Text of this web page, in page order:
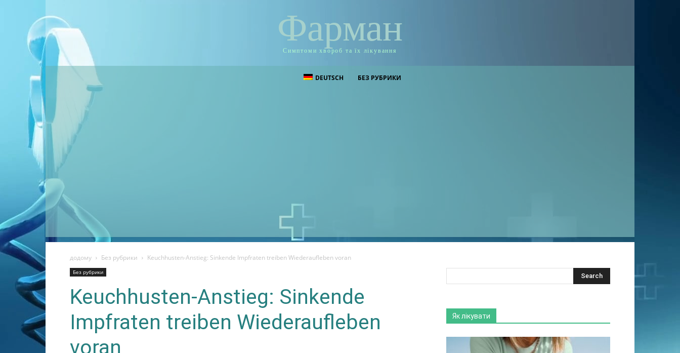
Фарман
Симптоми хвороб та їх лікування
DEUTSCH БЕЗ РУБРИКИ
додому Без рубрики Keuchhusten-Anstieg: Sinkende Impfraten treiben Wiederaufleben voran
Без рубрики
Keuchhusten-Anstieg: Sinkende
Impfraten treiben Wiederaufleben
voran
Як лікувати